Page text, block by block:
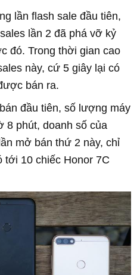
lần flash sale đầu tiên,
lần 2 đã phá vỡ kỷ
đó. Trong thời gian cao
này, cứ 5 giây lại có
bán ra.
đầu tiên, số lượng máy
8 phút, doanh số của
mở bán thứ 2 này, chỉ
tới 10 chiếc Honor 7C